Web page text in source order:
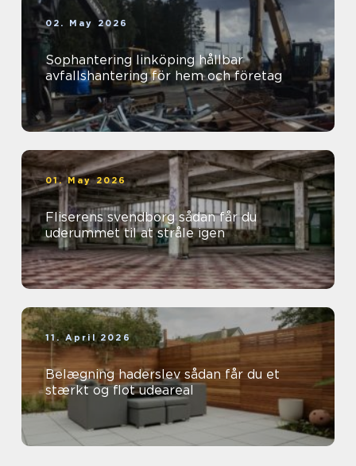
02. May 2026
Sophantering linköping hållbar
avfallshantering för hem och företag
01. May 2026
Fliserens svendborg sådan får du
uderummet til at stråle igen
11. April 2026
Belægning haderslev sådan får du et
stærkt og flot udeareal